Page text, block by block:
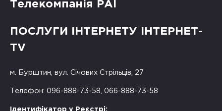
Телекомпанія РАІ
ПОСЛУГИ ІНТЕРНЕТУ ІНТЕРНЕТ-
TV
м. Бурштин, вул. Січових Стрільців, 27
Телефон: 096-888-73-58, 066-888-73-58
Ідентифікатор у Реєстрі: